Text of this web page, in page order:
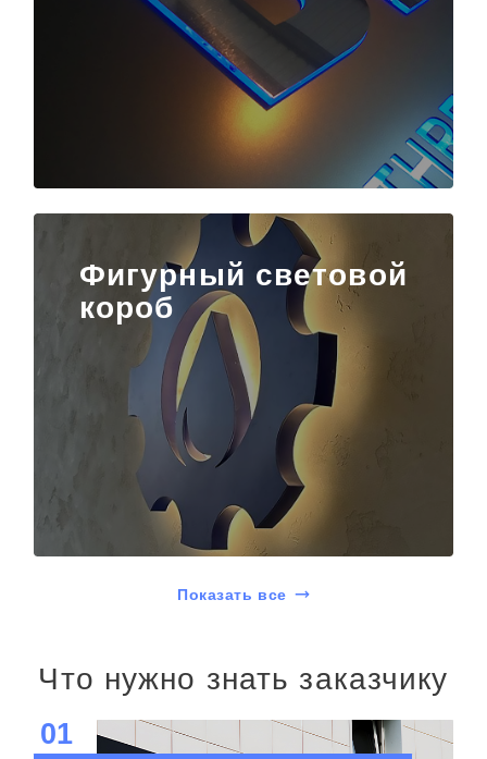
Фигурный световой
короб
Показать все
Что нужно знать заказчику
01